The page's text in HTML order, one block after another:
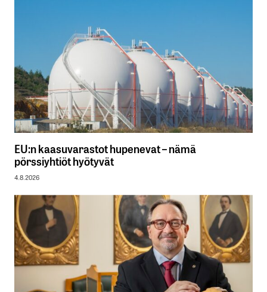
EU:n kaasuvarastot hupenevat – nämä
pörssiyhtiöt hyötyvät
4.8.2026